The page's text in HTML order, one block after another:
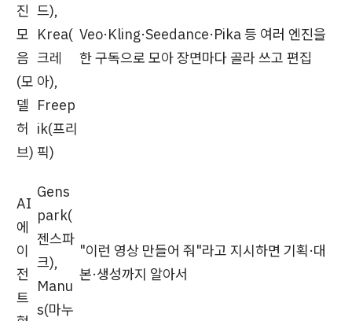
진
모
음
(모
델
허
브)
드),
Krea(
크레
아),
Freep
ik(프리
픽)
Veo·Kling·Seedance·Pika 등 여러 엔진을
한 구독으로 모아 장면마다 골라 쓰고 편집
AI
에
이
전
트
Gens
park(
젠스파
크),
Manu
s(마누
"이런 영상 만들어 줘"라고 지시하면 기획·대
본·생성까지 알아서